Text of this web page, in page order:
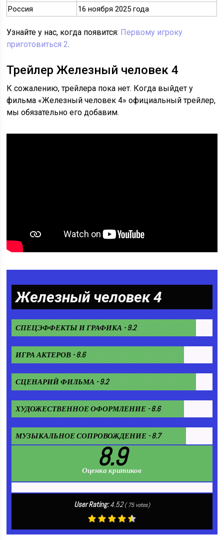
Россия
16 ноября 2025 года
Узнайте у нас, когда появится: Первому игроку
приготовиться 2.
Трейлер Железный человек 4
К сожалению, трейлера пока нет. Когда выйдет у
фильма «Железный человек 4» официальный трейлер,
мы обязательно его добавим.
Железный человек 4
СПЕЦЭФФЕКТЫ И ГРАФИКА - 9.2
ИГРА АКТЕРОВ - 8.6
СЦЕНАРИЙ ФИЛЬМА - 9.2
ХУДОЖЕСТВЕННОЕ ОФОРМЛЕНИЕ - 8.6
МУЗЫКАЛЬНОЕ СОПРОВОЖДЕНИЕ - 8.7
8.9
Оценка критиков
User Rating:4.52 (75votes)